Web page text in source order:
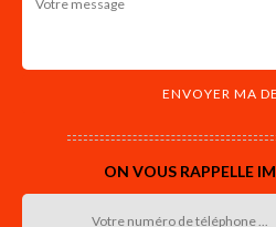
ON VOUS RAPPELLE